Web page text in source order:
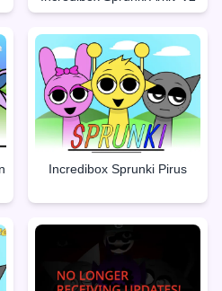
Incredibox Sprunki Pirus